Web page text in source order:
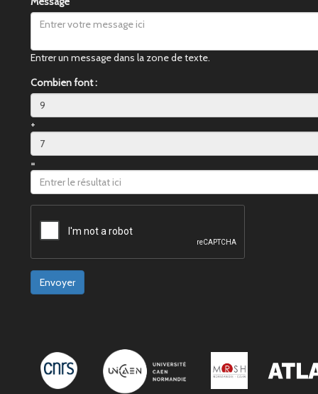
Entrer un message dans la zone de texte.
Combien font :
+
=
Envoyer